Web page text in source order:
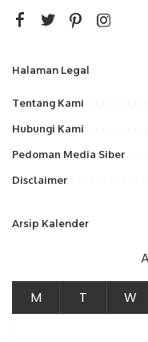
Halaman Legal
Tentang Kami
Hubungi Kami
Pedoman Media Siber
Disclaimer
Arsip Kalender
M T W